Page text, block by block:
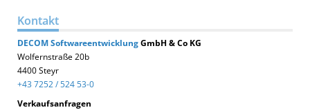
Kontakt
DECOMSoftwareentwicklungGmbH & Co KG
Wolfernstraße 20b
4400 Steyr
+43 7252 / 524 53-0
Verkaufsanfragen